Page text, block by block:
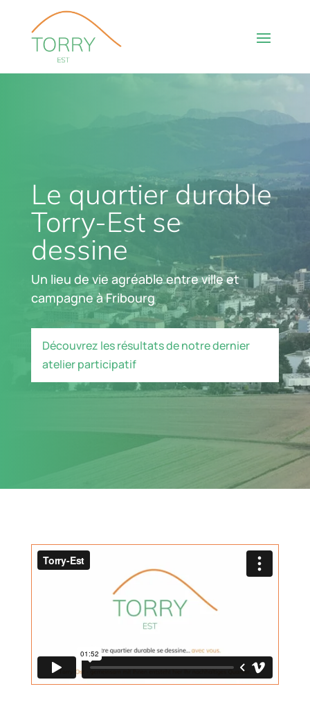
Le quartier durable
Torry-Est se
dessine
Un lieu de vie agréable entre ville et
campagne à Fribourg
Découvrez les résultats de notre dernier
atelier participatif